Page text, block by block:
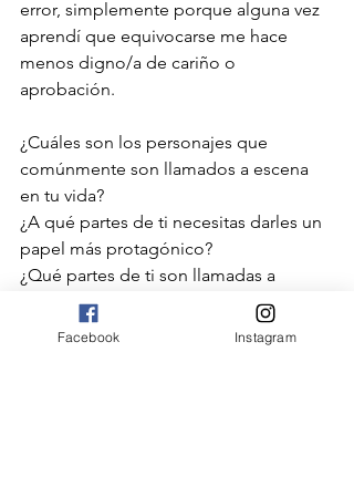
error, simplemente porque alguna vez
aprendí que equivocarse me hace
menos digno/a de cariño o
aprobación.
¿Cuáles son los personajes que
comúnmente son llamados a escena
en tu vida?
¿A qué partes de ti necesitas darles un
papel más protagónico?
¿Qué partes de ti son llamadas a
escena con facilidad con tal o tal
persona?
Facebook Instagram